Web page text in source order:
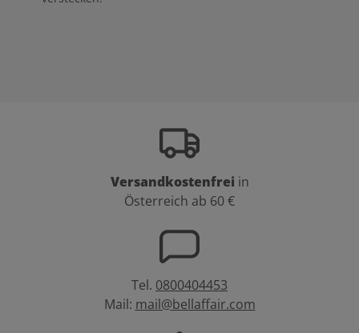
Versandkostenfrei in
Österreich ab 60 €
Tel. 0800404453
Mail: mail@bellaffair.com